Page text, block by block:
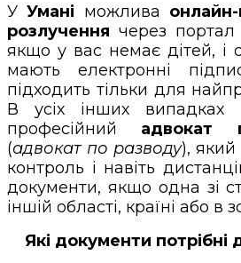
УУмані можлива
розлучення через портал
якщо у вас немає дітей, і
мають електронні
підходить тільки для
В усіх інших
професійний адвокат
(адвокат по разводу), який
контроль і навіть
документи, якщо одна зі
іншій області, країні або в
Які документи потрібні